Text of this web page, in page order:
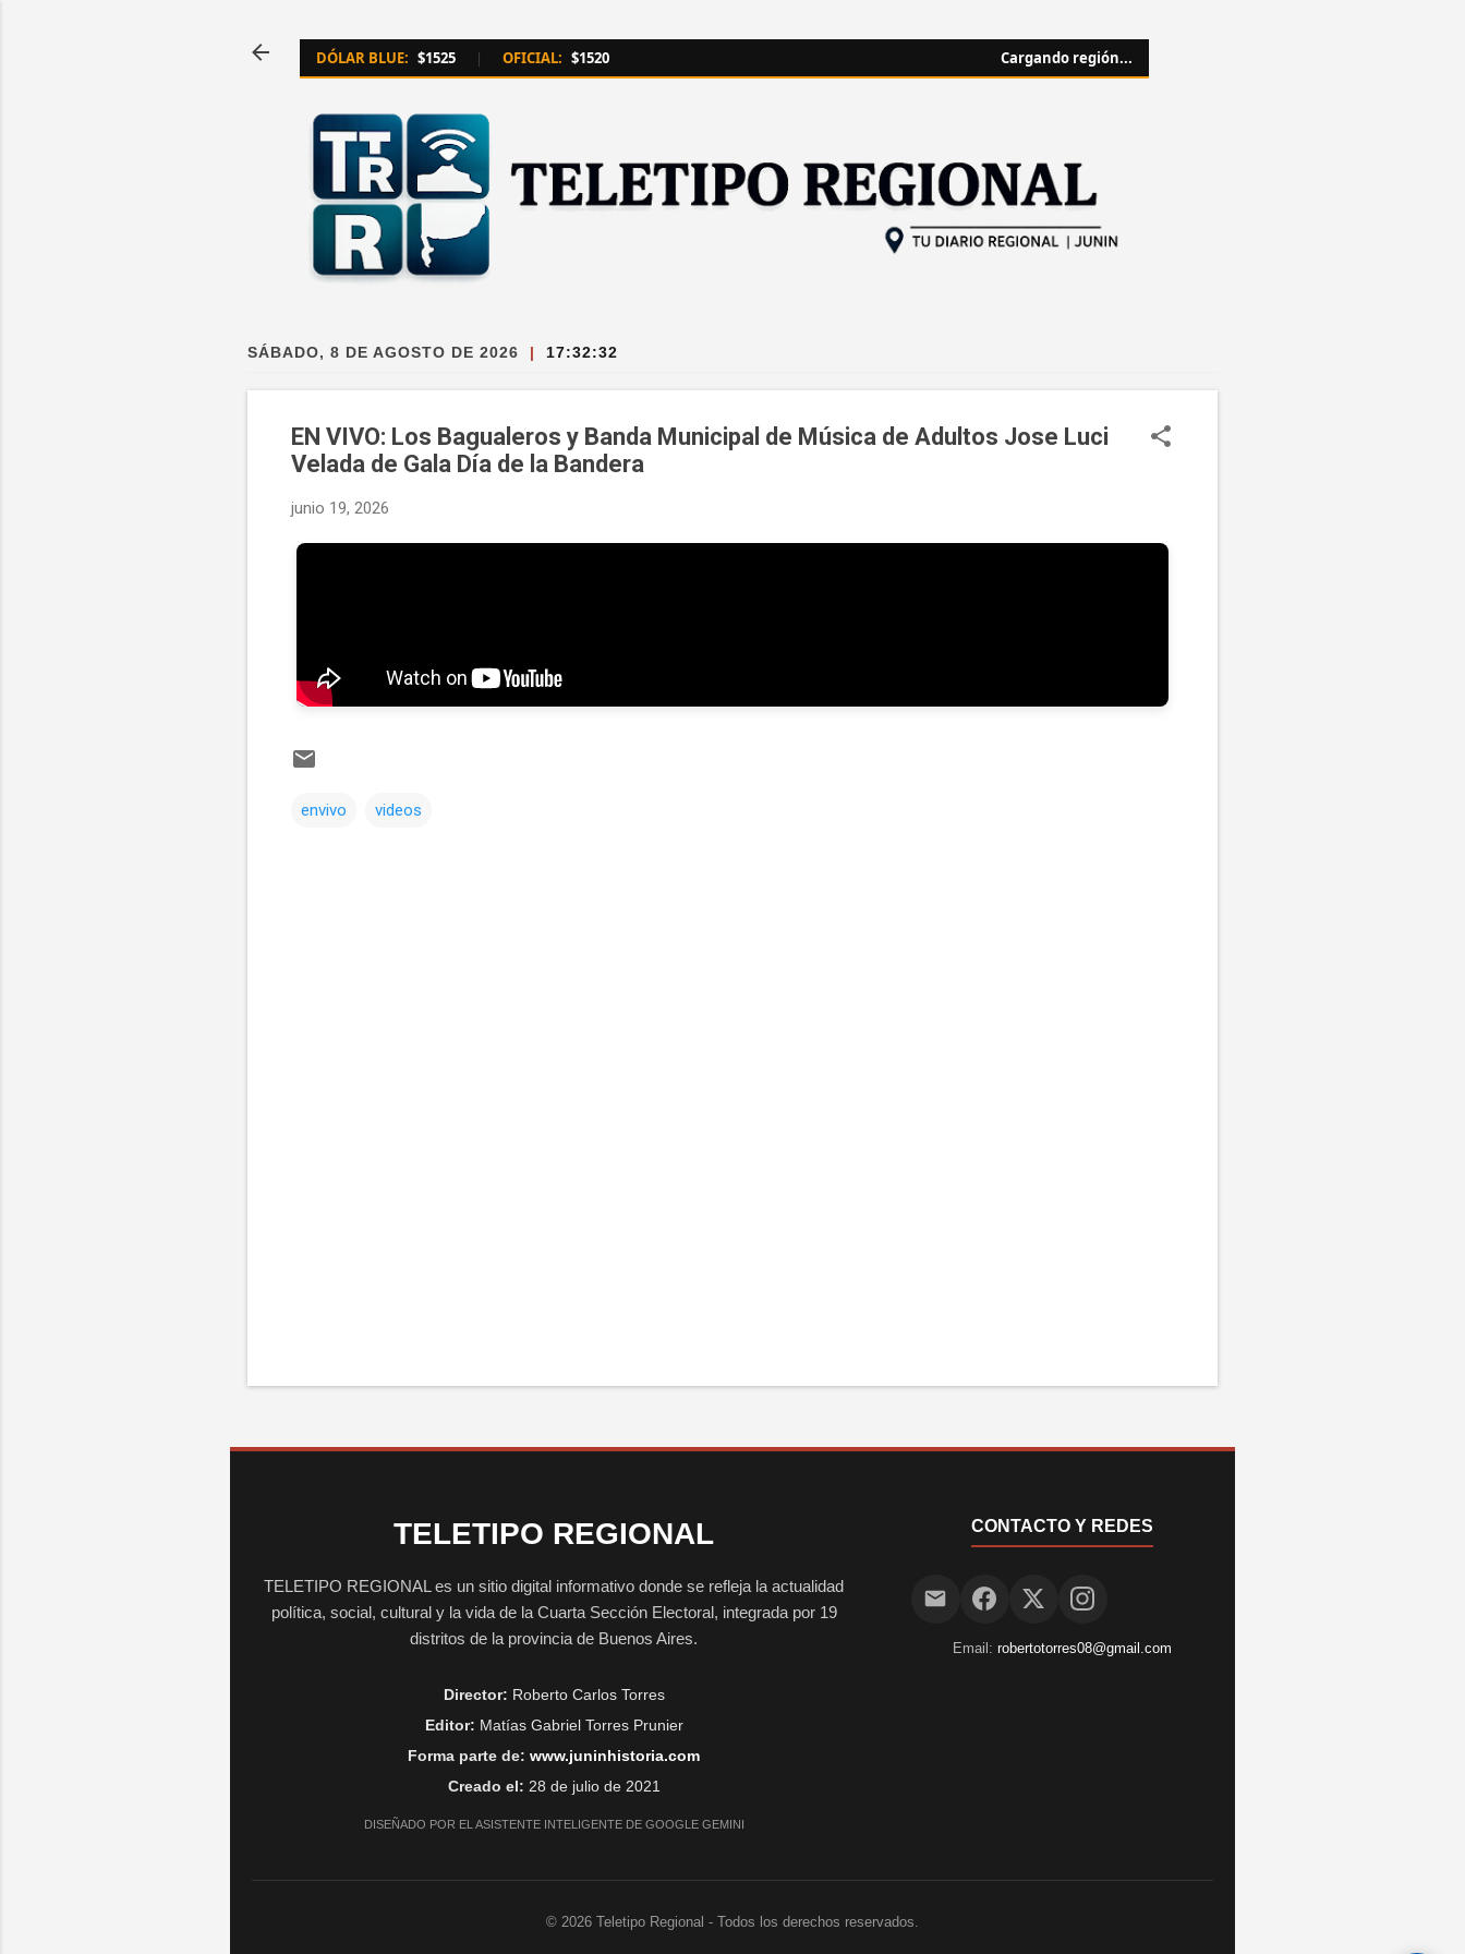
DÓLAR BLUE: $1525 | OFICIAL: $1520 Cargando región...
SÁBADO, 8 DE AGOSTO DE 2026 | 17:32:32
EN VIVO: Los Bagualeros y Banda Municipal de Música de Adultos Jose Luci
Velada de Gala Día de la Bandera
junio 19, 2026
envivo videos
TELETIPO REGIONAL
TELETIPO REGIONAL es un sitio digital informativo donde se refleja la actualidad
política, social, cultural y la vida de la Cuarta Sección Electoral, integrada por 19
distritos de la provincia de Buenos Aires.
Director: Roberto Carlos Torres
Editor: Matías Gabriel Torres Prunier
Forma parte de: www.juninhistoria.com
Creado el: 28 de julio de 2021
DISEÑADO POR EL ASISTENTE INTELIGENTE DE GOOGLE GEMINI
CONTACTO Y REDES
Email: robertotorres08@gmail.com
© 2026 Teletipo Regional - Todos los derechos reservados.